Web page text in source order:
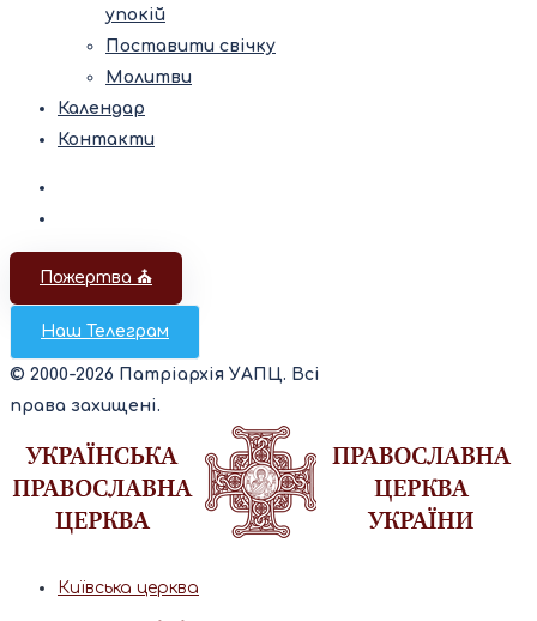
упокій
Поставити свічку
Молитви
Календар
Контакти
Пожертва ⛪️
Наш Телеграм
© 2000-2026 Патріархія УАПЦ. Всі
права захищені.
Київська церква